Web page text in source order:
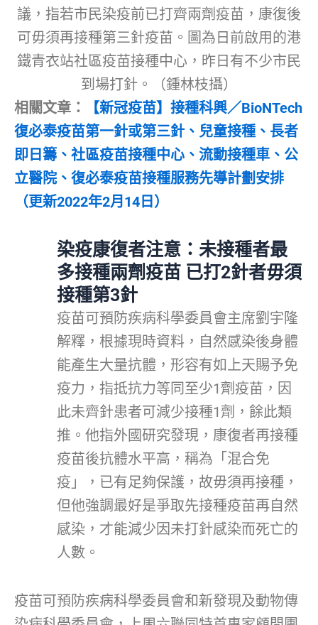
議，指若市民染疫前已打齊兩劑疫苗，康復後
可毋須再接種第三針疫苗。圖為日前啟用的港
鐵青衣站社區疫苗接種中心，昨日有不少市民
到場打針。（鍾林枝攝）
相關文章：
【新冠疫苗】接種科興／BioNTech
復必泰疫苗第一針或第三針、兒童接種、長者
即日籌、社區疫苗接種中心、流動接種車、公
立醫院、復必泰疫苗接種服務先導計劃安排
（更新2022年2月14日）
染疫康復者注意：未接種者最
多接種兩劑疫苗 已打2針者毋須
接種第3針
疫苗可預防疾病科學委員會主席劉宇隆
解釋，根據現時資料，自然感染後身體
能產生大量抗體，形容有如上天賜予免
疫力，指抵抗力等同至少1劑疫苗，因
此未齊針患者可減少接種1劑，餘此類
推。他指外國研究發現，康復者再接種
疫苗後抗體水平高，稱為「混合免
疫」，已有足夠保護，故毋須再接種，
但他強調最好是爭取先接種疫苗再自然
感染，才能減少因未打針感染而死亡的
人數。
疫苗可預防疾病科學委員會和新發現及動物傳